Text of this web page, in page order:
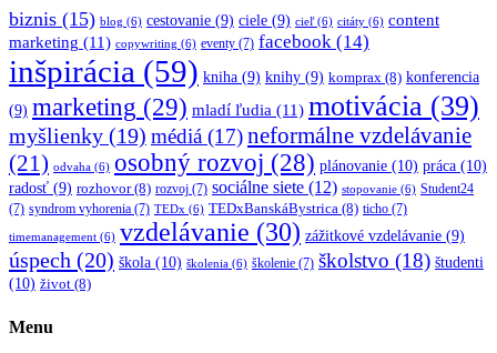
biznis (15) blog (6) cestovanie (9) ciele (9) cieľ(6) citáty (6) content
marketing (11) copywriting (6) eventy (7) facebook (14)
inšpirácia (59) kniha (9) knihy (9) komprax (8) konferencia
(9) marketing (29) mladí ľudia (11) motivácia (39)
myšlienky (19) médiá (17)neformálne vzdelávanie
(21) odvaha (6) osobný rozvoj (28) plánovanie (10) práca (10)
radosť (9) rozhovor(8) rozvoj (7) sociálne siete (12) stopovanie (6) Student24
(7) syndrom vyhorenia (7) TEDx (6) TEDxBanskáBystrica (8) ticho (7)
timemanagement (6) vzdelávanie (30) zážitkové vzdelávanie (9)
úspech (20) škola (10) školenia (6) školenie (7) školstvo (18) študenti
(10) život (8)
Menu